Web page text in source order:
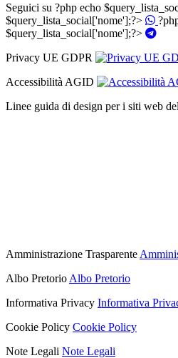
Seguici su ?php echo
$query_lista_social['nome'];?>
$query_lista_social['nome'];?>
Privacy UE GDPR
Accessibilità AGID
Linee guida di design per i siti web
Amministrazione Trasparente
Albo Pretorio Albo Pretorio
Informativa Privacy Informativa
Cookie Policy Cookie Policy
Note Legali Note Legali